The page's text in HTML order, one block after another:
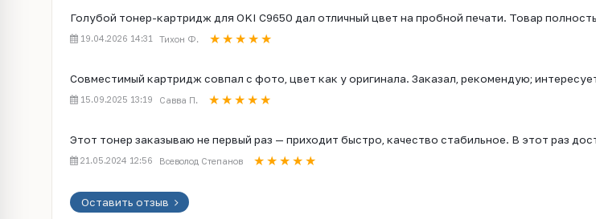
Голубой тонер-картридж для OKI C9650 дал отличный цвет на пробной печати. Товар
19.04.2026 14:31 Тихон Ф.
Совместимый картридж совпал с фото, цвет как у оригинала. Заказал, рекомендую;
15.09.2025 13:19 Савва П.
Этот тонер заказываю не первый раз — приходит быстро, качество стабильное. В этот раз
21.05.2024 12:56 Всеволод Степанов
Оставить отзыв